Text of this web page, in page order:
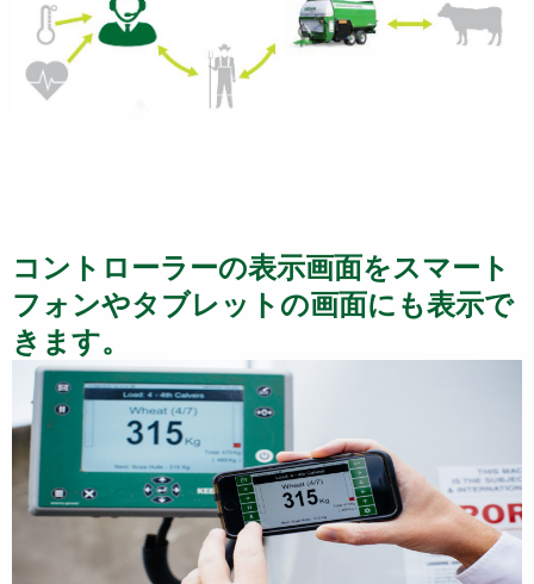
コントローラーの表示画面をスマート
フォンやタブレットの画面にも表示で
きます。